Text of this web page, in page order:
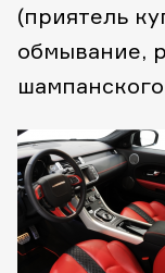
(приятель
обмывание,